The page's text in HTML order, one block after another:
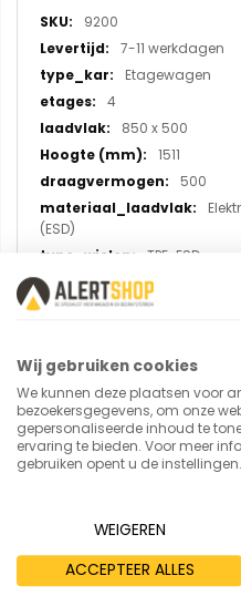
informatie
9200
7-11 werkdagen
Etagewagen
4
850 x 500
1511
500
(ESD)
TPE-ESD
U plaatst een
ESD etagewagen
850x500 mm
Samenvatting
Wij gebruiken cookies
We kunnen deze plaatsen voor
bezoekersgegevens, om onze
gepersonaliseerde inhoud te
ervaring te bieden. Voor meer
gebruiken opent u de instellingen.
WEIGEREN
ACCEPTEER ALLES